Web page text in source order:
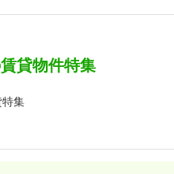
貸物件特集
特集